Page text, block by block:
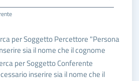
per Soggetto Percettore "Persona
sia il nome che il cognome
per Soggetto Conferente
inserire sia il nome che il